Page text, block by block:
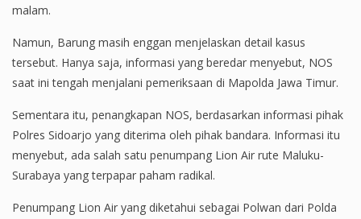
malam.
Namun, Barung masih enggan menjelaskan detail kasus
tersebut. Hanya saja, informasi yang beredar menyebut, NOS
saat ini tengah menjalani pemeriksaan di Mapolda Jawa Timur.
Sementara itu, penangkapan NOS, berdasarkan informasi pihak
Polres Sidoarjo yang diterima oleh pihak bandara. Informasi itu
menyebut, ada salah satu penumpang Lion Air rute Maluku-
Surabaya yang terpapar paham radikal.
Penumpang Lion Air yang diketahui sebagai Polwan dari Polda